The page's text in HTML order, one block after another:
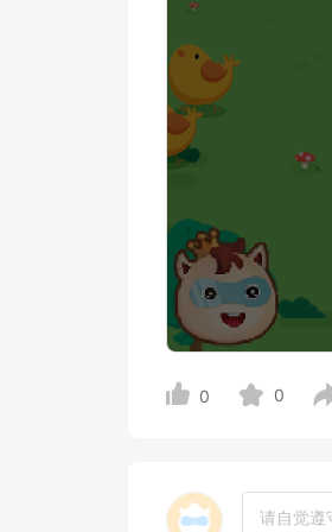
0 0